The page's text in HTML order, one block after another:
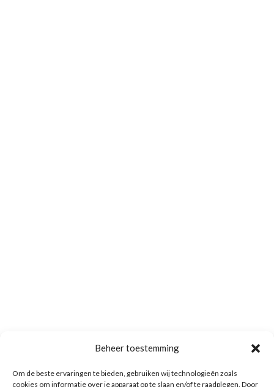
Beheer toestemming
Om de beste ervaringen te bieden, gebruiken wij technologieën zoals
cookies om informatie over je apparaat op te slaan en/of te raadplegen. Door